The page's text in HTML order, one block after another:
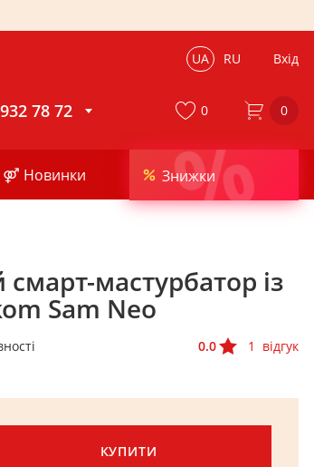
UA RU Вхід
78 72 0
⚤ Новинки %
Знижки
0
мастурбатор із
Sam Neo
0.0 1 відгук
КУПИТИ